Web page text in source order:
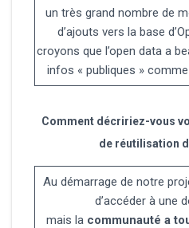
un très grand nombre de
d’ajouts vers la base
croyons que l’open data a
infos « publiques »
Comment décririez-vous
de réutilisation
Au démarrage de notre
d’accéder à une
mais la communauté a